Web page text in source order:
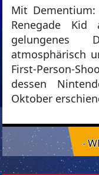
Mit
Renegade
gelungenes
atmosphärisch
First-Person-
dessen
Oktober
-